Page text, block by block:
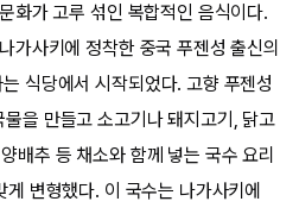
화가 고루 섞인 복합적인 음식이다.
가사키에 정착한 중국 푸젠성 출신의
는 식당에서 시작되었다. 고향 푸젠성
을 만들고 소고기나 돼지고기, 닭고
배추 등 채소와 함께 넣는 국수 요리
게 변형했다. 이 국수는 나가사키에